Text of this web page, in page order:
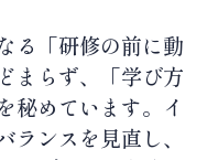
る「研修の前に動
まらず、「学び方
秘めています。イ
ンスを見直し、